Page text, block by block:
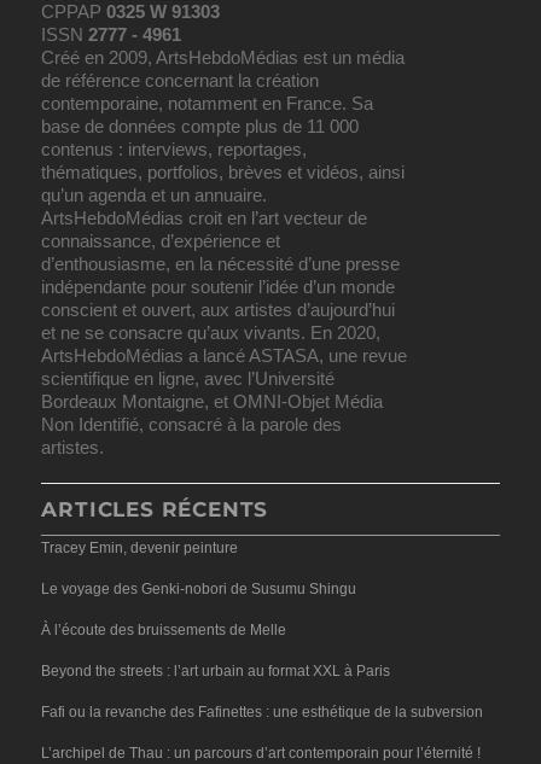
CPPAP0325 W 91303
ISSN2777 - 4961
Créé en 2009, ArtsHebdoMédias est un média
de référence concernant la création
contemporaine, notamment en France. Sa
base de données compte plus de 11 000
contenus : interviews, reportages,
thématiques, portfolios, brèves et vidéos, ainsi
qu’un agenda et un annuaire.
ArtsHebdoMédias croit en l’art vecteur de
connaissance, d’expérience et
d’enthousiasme, en la nécessité d’une presse
indépendante pour soutenir l’idée d’un monde
conscient et ouvert, aux artistes d’aujourd’hui
et ne se consacre qu’aux vivants. En 2020,
ArtsHebdoMédias a lancé ASTASA, une revue
scientifique en ligne, avec l’Université
Bordeaux Montaigne, et OMNI-Objet Média
Non Identifié, consacré à la parole des
artistes.
ARTICLES RÉCENTS
Tracey Emin, devenir peinture
Le voyage des Genki-nobori de Susumu Shingu
À l’écoute des bruissements de Melle
Beyond the streets : l’art urbain au format XXL à Paris
Fafi ou la revanche des Fafinettes : une esthétique de la subversion
L’archipel de Thau : un parcours d’art contemporain pour l’éternité !